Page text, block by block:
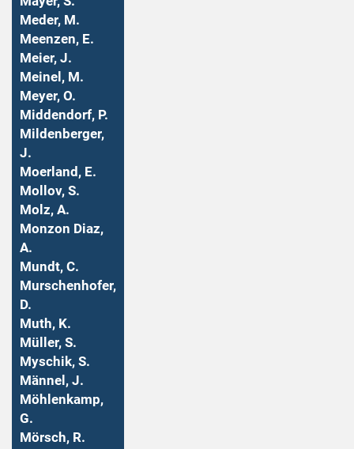
Meder, M.
Meenzen, E.
Meier, J.
Meinel, M.
Meyer, O.
Middendorf, P.
Mildenberger,
J.
Moerland, E.
Mollov, S.
Molz, A.
Monzon Diaz,
A.
Mundt, C.
Murschenhofer,
D.
Muth, K.
Müller, S.
Myschik, S.
Männel, J.
Möhlenkamp,
G.
Mörsch, R.